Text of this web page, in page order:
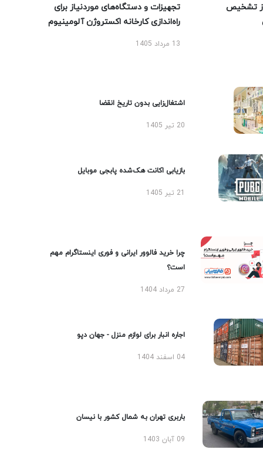
تشخیص
تجهیزات و دستگاه‌های موردنیاز برای
راه‌اندازی کارخانه اکستروژن آلومینیوم
13 مرداد 1405
اشتغال‌زایی بدون تاریخ انقضا
20 تیر 1405
بازیابی اکانت هک‌شده پابجی موبایل
چرا خرید فالوور ایرانی و فوری اینستاگرام مهم
است؟
27 مرداد 1404
اجاره انبار برای لوازم منزل - جهان دپو
04 اسفند 1404
باربری تهران به شمال کشور با نیسان
09 آبان 1403